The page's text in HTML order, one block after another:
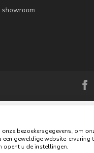
showroom
© Copyright 2026
bezoekersgegevens, om
geweldige website-ervaring
opent u de instellingen.